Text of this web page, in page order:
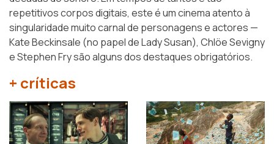
repetitivos corpos digitais, este é um cinema atento à
singularidade muito carnal de personagens e actores —
Kate Beckinsale (no papel de Lady Susan), Chlöe Sevigny
e Stephen Fry são alguns dos destaques obrigatórios.
+ críticas